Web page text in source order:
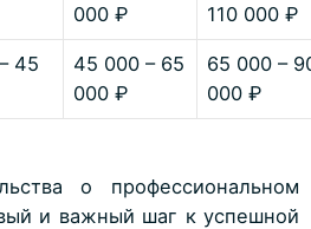
000 ₽
110 000 ₽
45
45 000 – 65
000 ₽
65 000 –
000 ₽
о профессиональном
и важный шаг к успешной